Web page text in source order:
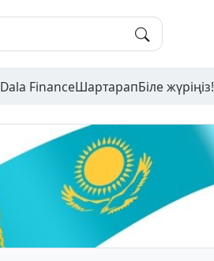
Dala FinanceШартарапБіле жүріңіз!